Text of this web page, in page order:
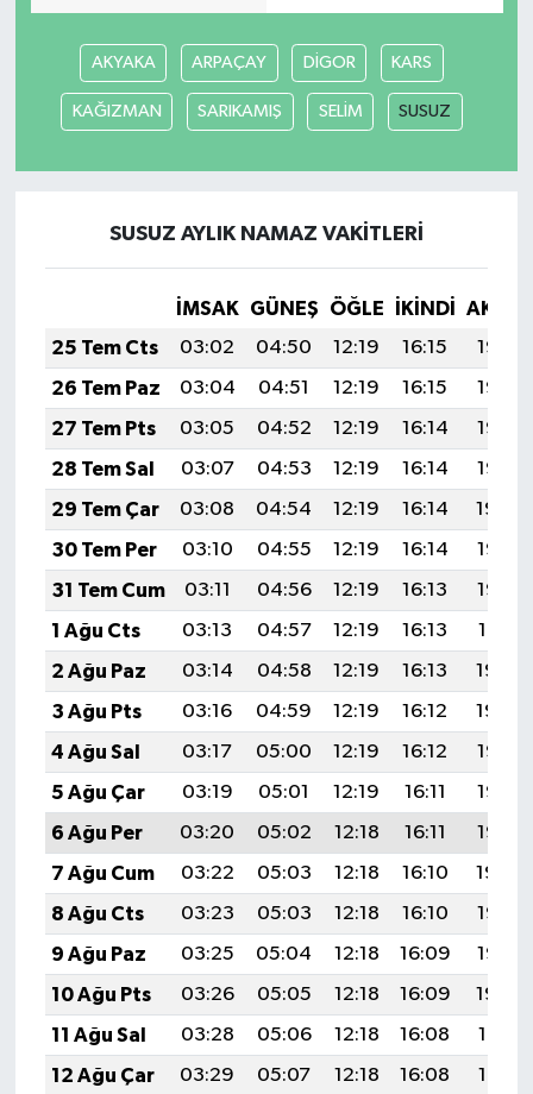
AKYAKA ARPAÇAY DİGOR KARS
KAĞIZMAN SARIKAMIŞ SELİM SUSUZ
SUSUZ AYLIK NAMAZ VAKITLERI
İMSAK GÜNEŞ ÖĞLE İKINDI
25 Tem Cts
03:02 04:50 12:19 16:15
19:38
26 Tem Paz
03:04 04:51 12:19 16:15
19:37
27 Tem Pts
03:05 04:52 12:19 16:14
19:36
28 Tem Sal
03:07 04:53 12:19 16:14
19:35
29 Tem Çar
03:08 04:54 12:19 16:14
19:34
30 Tem Per
03:10 04:55 12:19 16:14
19:33
31 Tem Cum
03:11 04:56 12:19 16:13
19:32
1 Ağu Cts
03:13 04:57 12:19 16:13
19:31
2 Ağu Paz
03:14 04:58 12:19 16:13
19:30
3 Ağu Pts
03:16 04:59 12:19 16:12
19:29
4 Ağu Sal
03:17 05:00 12:19 16:12
19:28
5 Ağu Çar
03:19 05:01 12:19 16:11
19:27
6 Ağu Per
03:20 05:02 12:18 16:11
19:25
7 Ağu Cum
03:22 05:03 12:18 16:10
19:24
8 Ağu Cts
03:23 05:03 12:18 16:10
19:23
9 Ağu Paz
03:25 05:04 12:18 16:09
19:22
10 Ağu Pts
03:26 05:05 12:18 16:09
19:20
11 Ağu Sal
03:28 05:06 12:18 16:08
19:19
12 Ağu Çar
03:29 05:07 12:18 16:08
19:18